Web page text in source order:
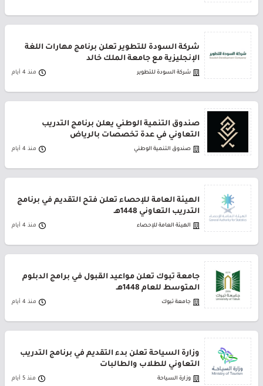
شركة السودة للتطوير تعلن برنامج مهارات اللغة
الإنجليزية مع جامعة الملك خالد
شركة السودة للتطوير منذ 4 أيام
صندوق التنمية الوطني يعلن برنامج التدريب
التعاوني في عدة تخصصات بالرياض
صندوق التنمية الوطني منذ 4 أيام
الهيئة العامة للإحصاء تعلن فتح التقديم في برنامج
التدريب التعاوني 1448هـ
الهيئة العامة للإحصاء منذ 4 أيام
جامعة تبوك تعلن مواعيد القبول في برامج الدبلوم
المتوسط للعام 1448هـ
جامعة تبوك منذ 4 أيام
وزارة السياحة تعلن بدء التقديم في برنامج التدريب
التعاوني للطلاب والطالبات
وزارة السياحة منذ 5 أيام